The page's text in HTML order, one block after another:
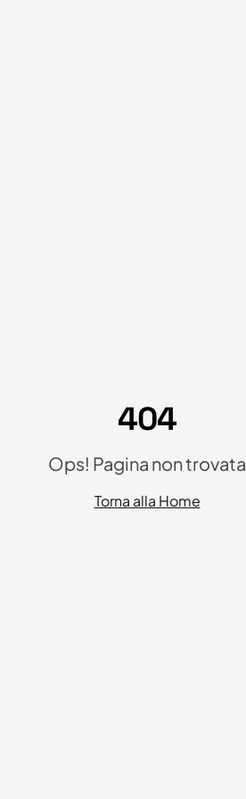
404
Ops! Pagina non trovata
Torna alla Home